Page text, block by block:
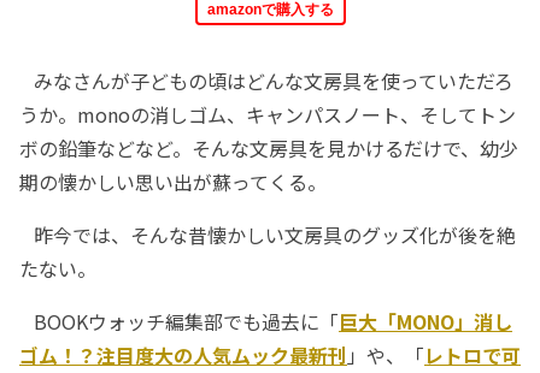
amazonで購入する
みなさんが子どもの頃はどんな文房具を使っていただろ
うか。monoの消しゴム、キャンパスノート、そしてトン
ボの鉛筆などなど。そんな文房具を見かけるだけで、幼少
期の懐かしい思い出が蘇ってくる。
昨今では、そんな昔懐かしい文房具のグッズ化が後を絶
たない。
BOOKウォッチ編集部でも過去に「巨大「MONO」消し
ゴム！？注目度大の人気ムック最新刊 」や、「レトロで可